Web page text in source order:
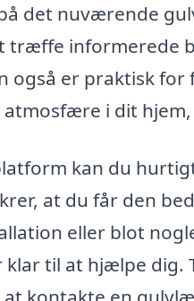
det nuværende
træffe informerede
også er praktisk
i dit
kan du
at du får den
eller blot
til at hjælpe dig.